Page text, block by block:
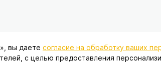
информационный характер и ни
вы даете согласие на обработку ваших
с целью предоставления